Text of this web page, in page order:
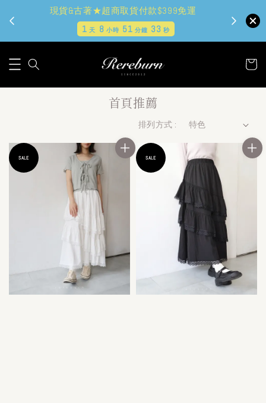
現貨&古著★超商取貨付款$399免運
1天 8小時 51分鐘 32 秒
首頁推薦
排列方式 :
SALE SALE